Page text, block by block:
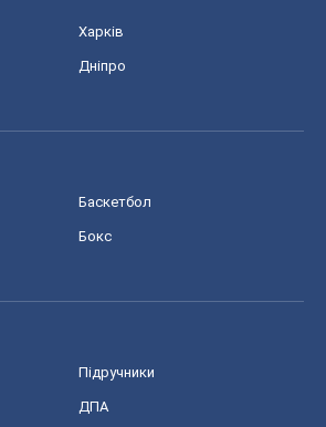
Харків
Дніпро
Баскетбол
Бокс
Підручники
ДПА